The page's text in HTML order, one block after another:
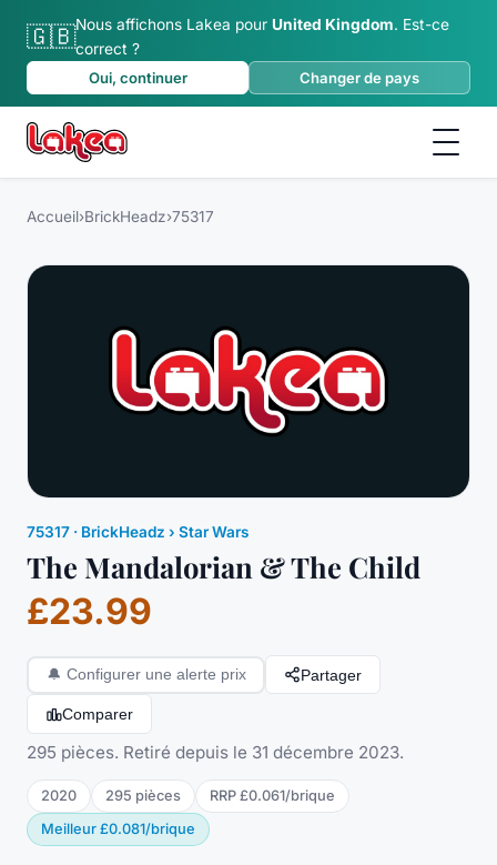
🇬🇧Nous affichons Lakea pour United Kingdom. Est-ce
correct ?
Oui, continuer
Changer de pays
Accueil›BrickHeadz›75317
75317 · BrickHeadz › Star Wars
The Mandalorian & The Child
£23.99
🔔 Configurer une alerte prix Partager
Comparer
295 pièces. Retiré depuis le 31 décembre 2023.
2020 295 pièces RRP £0.061/brique
Meilleur £0.081/brique